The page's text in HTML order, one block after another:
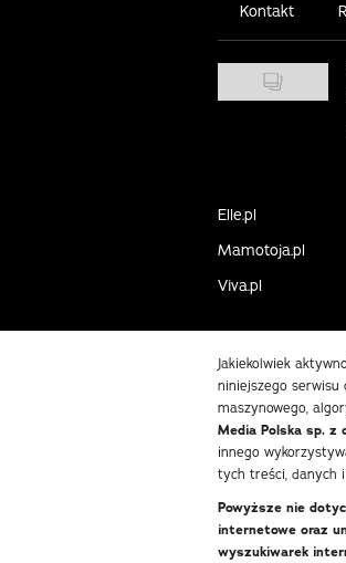
Kontakt
Elle.pl
Mamotoja.pl
Viva.pl
Jakiekolwiek
niniejszego serwisu
maszynowego,
Media Polska sp. z
innego
tych treści, danych
Powyższe nie
internetowe oraz
wyszukiwarek